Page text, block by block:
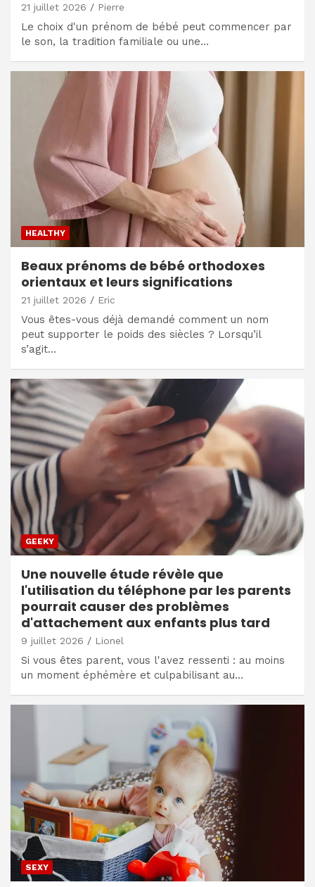
21 juillet 2026 Pierre
Le choix d'un prénom de bébé peut commencer par
le son, la tradition familiale ou une…
HEALTHY
Beaux prénoms de bébé orthodoxes
orientaux et leurs significations
21 juillet 2026 Eric
Vous êtes-vous déjà demandé comment un nom
peut supporter le poids des siècles ? Lorsqu’il
s’agit…
GEEKY
Une nouvelle étude révèle que
l'utilisation du téléphone par les parents
pourrait causer des problèmes
d'attachement aux enfants plus tard
9 juillet 2026 Lionel
Si vous êtes parent, vous l'avez ressenti : au moins
un moment éphémère et culpabilisant au…
SEXY